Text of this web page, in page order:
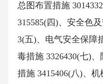
总图布置措施
315585(四)、安全色
3(五)、电气安全保障
毒措施 3326430(七)
措施 3415406(八)、